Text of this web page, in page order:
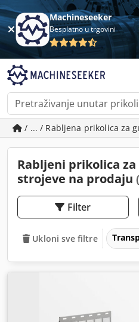
Machineseeker
Besplatno u trgovini
/ ... / Rabljena prikolica za
Rabljeni prikolica
strojeve na prodaju
Filter
Ukloni sve filtre